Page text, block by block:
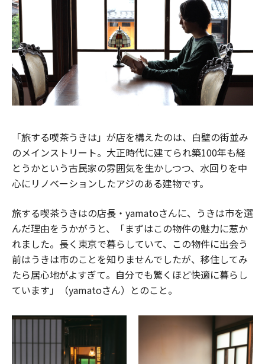
「旅する喫茶うきは」が店を構えたのは、白壁の街並み
のメインストリート。大正時代に建てられ築100年も経
とうかという古民家の雰囲気を生かしつつ、水回りを中
心にリノベーションしたアジのある建物です。
旅する喫茶うきはの店長・yamatoさんに、うきは市を選
んだ理由をうかがうと、「まずはこの物件の魅力に惹か
れました。長く東京で暮らしていて、この物件に出会う
前はうきは市のことを知りませんでしたが、移住してみ
たら居心地がよすぎて。自分でも驚くほど快適に暮らし
ています」（yamatoさん）とのこと。